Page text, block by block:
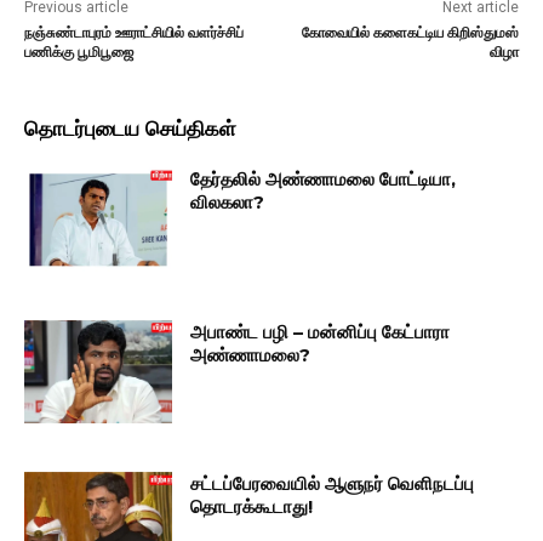
Previous article
நஞ்சுண்டாபுரம் ஊராட்சியில் வளர்ச்சிப்
பணிக்கு பூமிபூஜை
Next article
கோவையில் களைகட்டிய கிறிஸ்துமஸ்
விழா
தொடர்புடைய செய்திகள்
தேர்தலில் அண்ணாமலை போட்டியா,
விலகலா?
அபாண்ட பழி – மன்னிப்பு கேட்பாரா
அண்ணாமலை?
சட்டப்பேரவையில் ஆளுநர் வெளிநடப்பு
தொடரக்கூடாது!